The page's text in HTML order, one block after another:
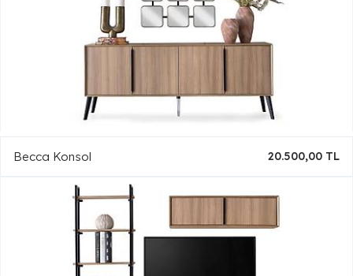
Becca Konsol 20.500,00 TL